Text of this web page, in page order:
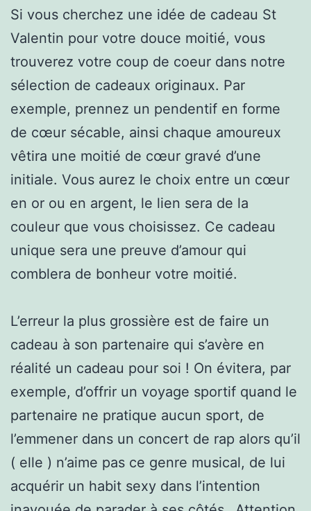
Si vous cherchez une idée de cadeau St
Valentin pour votre douce moitié, vous
trouverez votre coup de coeur dans notre
sélection de cadeaux originaux. Par
exemple, prennez un pendentif en forme
de cœur sécable, ainsi chaque amoureux
vêtira une moitié de cœur gravé d’une
initiale. Vous aurez le choix entre un cœur
en or ou en argent, le lien sera de la
couleur que vous choisissez. Ce cadeau
unique sera une preuve d’amour qui
comblera de bonheur votre moitié.
L’erreur la plus grossière est de faire un
cadeau à son partenaire qui s’avère en
réalité un cadeau pour soi ! On évitera, par
exemple, d’offrir un voyage sportif quand le
partenaire ne pratique aucun sport, de
l’emmener dans un concert de rap alors qu’il
( elle ) n’aime pas ce genre musical, de lui
acquérir un habit sexy dans l’intention